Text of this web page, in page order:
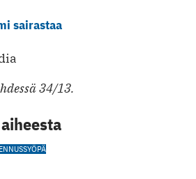
sairastaa
34/13.
SYÖPÄ